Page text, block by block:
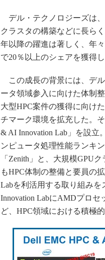
デル・テクノロジーズは
クラスタの構築などに長ら
年以降の躍進は著しく、年
で20％以上のシェアを獲得し
この成長の背景には、デ
ータ領域参入に向けた体制
大型HPC案件の獲得に向け
チマーク環境を拡充した。
& AI Innovation Lab」を設立
ンピュータ処理性能ランキ
「Zenith」と、大規模GPU
もHPC体制の整備と要員の
Labを利活用する取り組み
Innovation LabにAMDプロ
ど、HPC領域における積極